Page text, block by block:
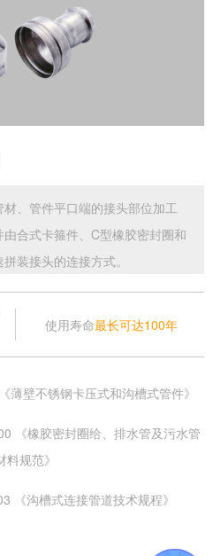
、管件平口端的接头部位加工
由合式卡箍件、C型橡胶密封圈和
装接头的连接方式。
使用寿命最长可达100年
薄壁不锈钢卡压式和沟槽式管件》
《橡胶密封圈给、排水管及污水管
规范》
《沟槽式连接管道技术规程》